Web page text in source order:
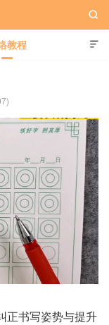

教程

正书写姿势与提升